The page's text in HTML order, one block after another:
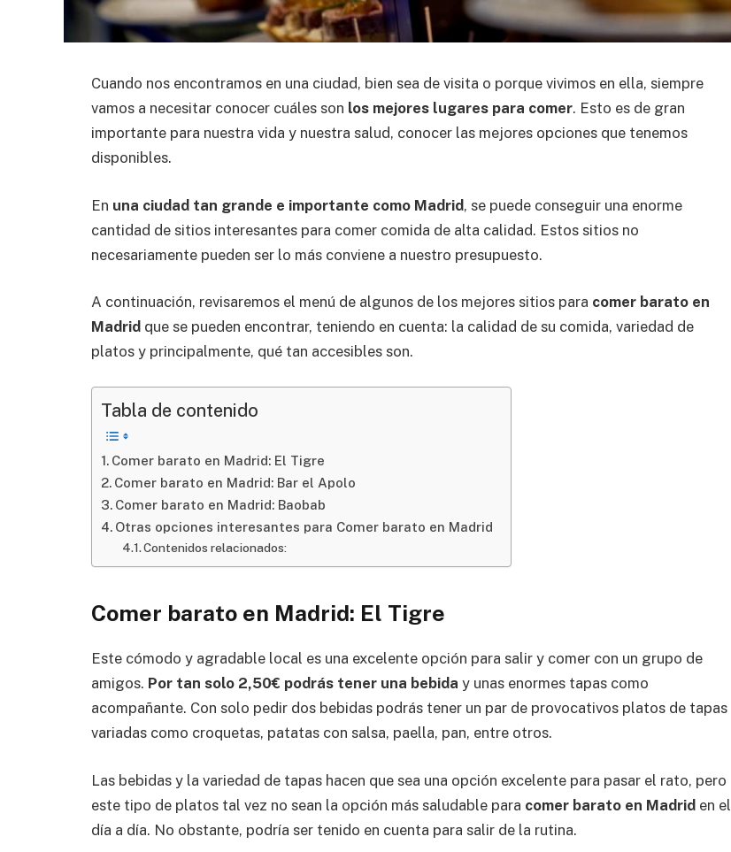
Cuando nos encontramos en una ciudad, bien sea de visita o porque vivimos en ella, siempre
vamos a necesitar conocer cuáles son los mejores lugares para comer. Esto es de gran
importante para nuestra vida y nuestra salud, conocer las mejores opciones que tenemos
disponibles.
En una ciudad tan grande e importante como Madrid, se puede conseguir una enorme
cantidad de sitios interesantes para comer comida de alta calidad. Estos sitios no
necesariamente pueden ser lo más conviene a nuestro presupuesto.
A continuación, revisaremos el menú de algunos de los mejores sitios para comer barato en
Madrid que se pueden encontrar, teniendo en cuenta: la calidad de su comida, variedad de
platos y principalmente, qué tan accesibles son.
Tabla de contenido
Comer barato en Madrid: El Tigre
Comer barato en Madrid: Bar el Apolo
Comer barato en Madrid: Baobab
Otras opciones interesantes para Comer barato en Madrid
Contenidos relacionados:
Comer barato en Madrid: El Tigre
Este cómodo y agradable local es una excelente opción para salir y comer con un grupo de
amigos. Por tan solo 2,50€ podrás tener una bebida y unas enormes tapas como
acompañante. Con solo pedir dos bebidas podrás tener un par de provocativos platos de tapas
variadas como croquetas, patatas con salsa, paella, pan, entre otros.
Las bebidas y la variedad de tapas hacen que sea una opción excelente para pasar el rato, pero
este tipo de platos tal vez no sean la opción más saludable para comer barato en Madrid en el
día a día. No obstante, podría ser tenido en cuenta para salir de la rutina.